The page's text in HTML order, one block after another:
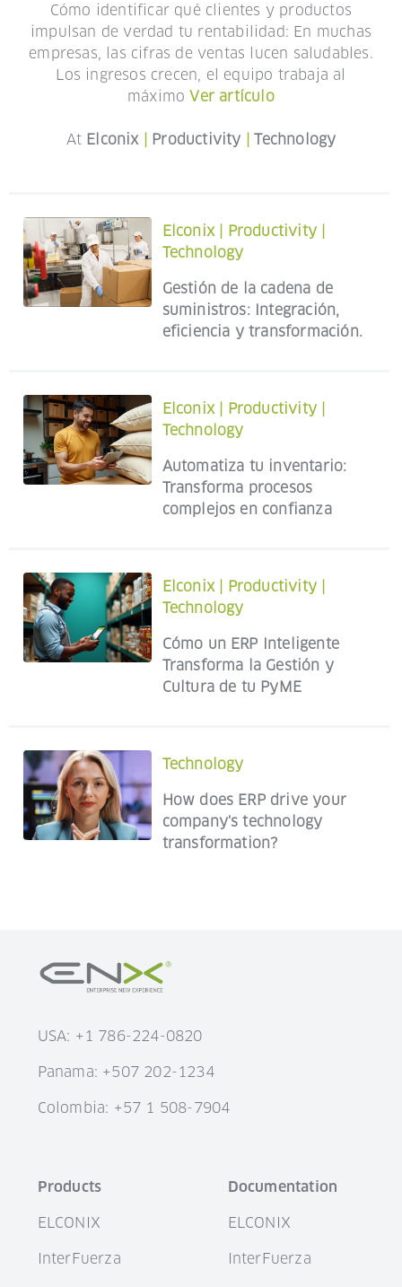
Cómo identificar qué clientes y productos
impulsan de verdad tu rentabilidad: En muchas
empresas, las cifras de ventas lucen saludables.
Los ingresos crecen, el equipo trabaja al
máximo Ver artículo
At Elconix| Productivity |Technology
Elconix| Productivity|
Technology
Gestión de la cadena de
suministros: Integración,
eficiencia y transformación.
Elconix| Productivity|
Technology
Automatiza tu inventario:
Transforma procesos
complejos en confianza
Elconix| Productivity|
Technology
Cómo un ERP Inteligente
Transforma la Gestión y
Cultura de tu PyME
Technology
How does ERP drive your
company's technology
transformation?
USA: +1 786-224-0820
Panama: +507 202-1234
Colombia: +57 1 508-7904
Products
ELCONIX
InterFuerza
Documentation
ELCONIX
InterFuerza